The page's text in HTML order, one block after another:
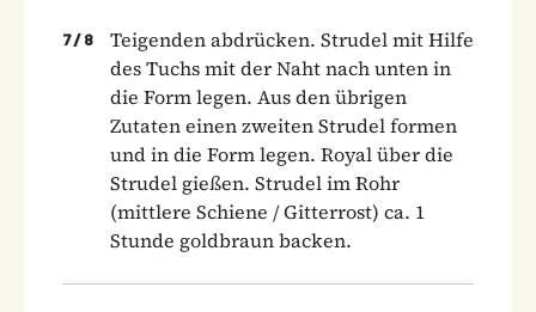
7/ 8
Teigenden abdrücken. Strudel mit Hilfe
des Tuchs mit der Naht nach unten in
die Form legen. Aus den übrigen
Zutaten einen zweiten Strudel formen
und in die Form legen. Royal über die
Strudel gießen. Strudel im Rohr
(mittlere Schiene / Gitterrost) ca. 1
Stunde goldbraun backen.